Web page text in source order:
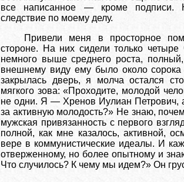
все написанное — кроме подписи.
следствие по моему делу.
Привели меня в просторное
стороне. На них сидели только
немного выше среднего роста,
внешнему виду ему было около
закрылась дверь, я молча остался
мягкого зова: «Проходите, молодой
не одни. Я — Хренов Иулиан Петрович,
за активную молодость?» Не знаю,
мужская привязанность с первого
полной, как мне казалось, активной,
вере в коммунистические идеалы. И
отверженному, но более опытному и
Что случилось? К чему мы идем?» Он